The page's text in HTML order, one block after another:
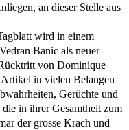
an dieser Stelle aus
wird in einem
Banic als neuer
von Dominique
in vielen Belangen
Gerüchte und
in ihrer Gesamtheit zum
der grosse Krach und